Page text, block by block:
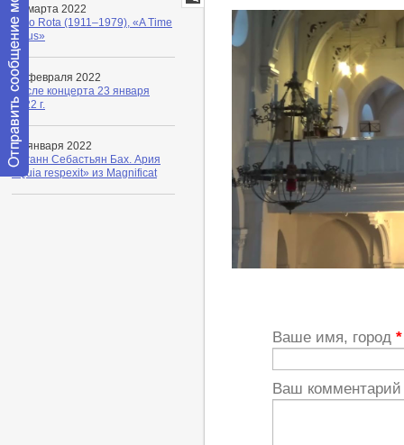
01 марта 2022
Nino Rota (1911–1979), «A Time
for us»
05 февраля 2022
После концерта 23 января
2022 г.
31 января 2022
Иоганн Себастьян Бах. Ария
«Quia respexit» из Magnificat
LiveJournal
Ваше имя, город *
Ваш
сообщение